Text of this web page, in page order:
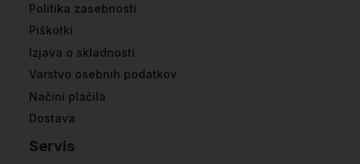
Politika zasebnosti
Piškotki
Izjava o skladnosti
Varstvo osebnih podatkov
Načini plačila
Dostava
Servis